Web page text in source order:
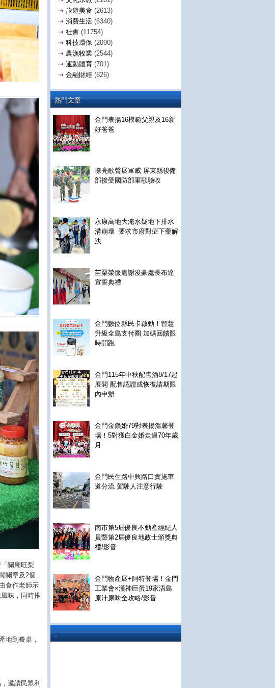
⇢ 旅遊美食 (2613)
⇢ 消費生活 (6340)
⇢ 社會 (11754)
⇢ 科技環保 (2090)
⇢ 農漁牧業 (2544)
⇢ 運動體育 (701)
⇢ 金融財經 (826)
熱門文章
金門表揚16模範父親及16新
好爸爸
嘹亮歌聲展軍威 屏東縣後備
部接受國防部軍歌驗收
永康高地大淹水疑地下排水
溝崩壞 要求市府對症下藥解
決
苗栗榮服處謝浚豪處長布達
宣誓典禮
金門數位縣民卡啟動！智慧
升級全島支付圈 加碼回饋限
時開跑
金門115年中秋配售酒8/17起
展開 配售認證或恢復請期限
內申辦
金門金鑽婚79對表揚溫馨登
場！5對獲白金婚走過70年歲
月
金門民生路中興路口實施車
道分流 駕駛人注意行駛
南市第5屆優良不動產經紀人
員暨第2屆優良地政士頒獎典
禮/影音
金門物產展+阿特登場！金門
工業會×漢神巨蛋19家浯島
原汁原味全攻略/影音
..
關廟旺梨
關章及2個
食作老師示
味，同時推
地到餐桌，
邀請民眾利